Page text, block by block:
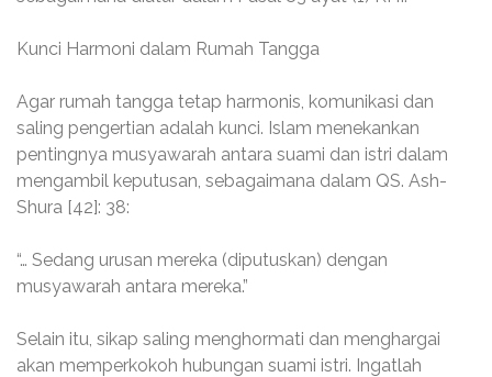
Kunci Harmoni dalam Rumah Tangga
Agar rumah tangga tetap harmonis, komunikasi dan
saling pengertian adalah kunci. Islam menekankan
pentingnya musyawarah antara suami dan istri dalam
mengambil keputusan, sebagaimana dalam QS. Ash-
Shura [42]: 38:
“… Sedang urusan mereka (diputuskan) dengan
musyawarah antara mereka.”
Selain itu, sikap saling menghormati dan menghargai
akan memperkokoh hubungan suami istri. Ingatlah